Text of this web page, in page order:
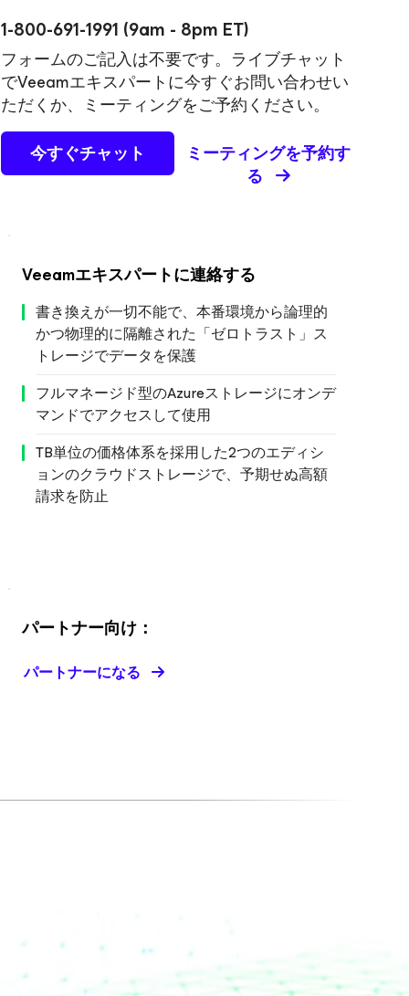
1-800-691-1991 (9am - 8pm ET)
フォームのご記入は不要です。ライブチャット
でVeeamエキスパートに今すぐお問い合わせい
ただくか、ミーティングをご予約ください。
今すぐチャット
ミーティングを予約す
る
Veeamエキスパートに連絡する
書き換えが一切不能で、本番環境から論理的
かつ物理的に隔離された「ゼロトラスト」ス
トレージでデータを保護
フルマネージド型のAzureストレージにオンデ
マンドでアクセスして使用
TB単位の価格体系を採用した2つのエディシ
ョンのクラウドストレージで、予期せぬ高額
請求を防止
パートナー向け：
パートナーになる